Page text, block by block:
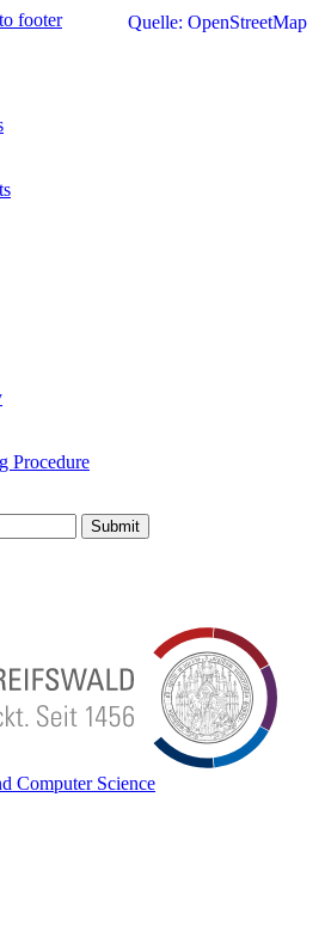
footer
Procedure
Submit
Computer Science
Quelle: OpenStreetMap